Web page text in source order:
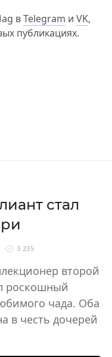
вTelegram и VK,
публикациях.
стал
3 235
второй
роскошный
чада. Оба
в честь дочерей